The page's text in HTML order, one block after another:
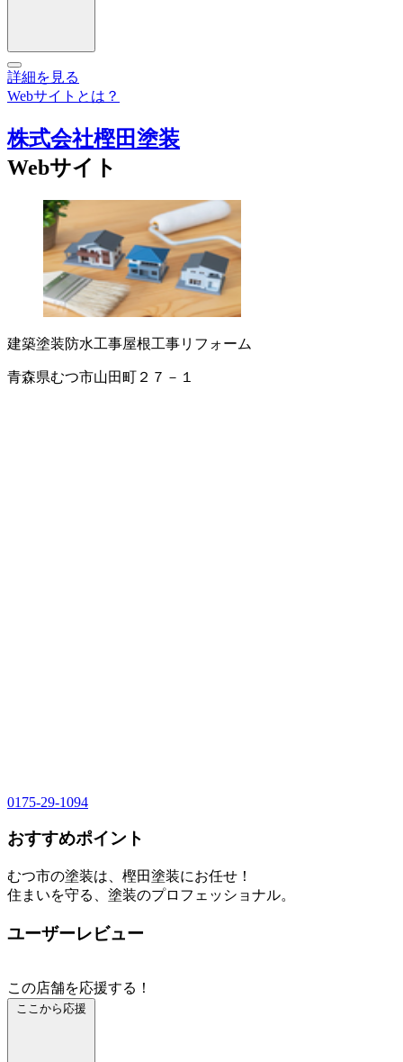
詳細を見る
Webサイトとは？
株式会社樫田塗装
Webサイト
建築塗装防水工事屋根工事リフォーム
青森県むつ市山田町２７－１
0175-29-1094
おすすめポイント
むつ市の塗装は、樫田塗装にお任せ！
住まいを守る、塗装のプロフェッショナル。
ユーザーレビュー
この店舗を応援する！
ここから応援